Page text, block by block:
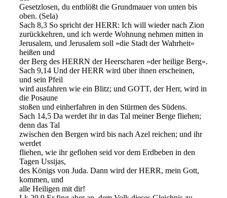
Gesetzlosen, du entblößt die Grundmauer von unten bis
oben. (Sela)
Sach 8,3 So spricht der HERR: Ich will wieder nach Zion
zurückkehren, und ich werde Wohnung nehmen mitten in
Jerusalem, und Jerusalem soll »die Stadt der Wahrheit«
heißen und
der Berg des HERRN der Heerscharen »der heilige Berg«.
Sach 9,14 Und der HERR wird über ihnen erscheinen,
und sein Pfeil
wird ausfahren wie ein Blitz; und GOTT, der Herr, wird in
die Posaune
stoßen und einherfahren in den Stürmen des Südens.
Sach 14,5 Da werdet ihr in das Tal meiner Berge fliehen;
denn das Tal
zwischen den Bergen wird bis nach Azel reichen; und ihr
werdet
fliehen, wie ihr geflohen seid vor dem Erdbeben in den
Tagen Ussijas,
des Königs von Juda. Dann wird der HERR, mein Gott,
kommen, und
alle Heiligen mit dir!